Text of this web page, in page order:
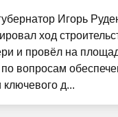
Игорь
ход
и провёл на
вопросам
ключевого д...